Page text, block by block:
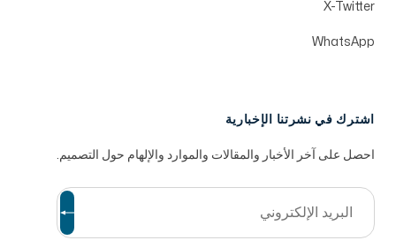
X-Twitter
WhatsApp
اشترك في نشرتنا الإخبارية
احصل على آخر الأخبار والمقالات والموارد والإلهام حول التصميم.